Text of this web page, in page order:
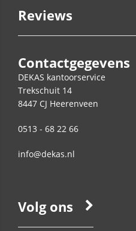
Reviews
Contactgegevens
DEKAS kantoorservice
Trekschuit 14
8447 CJ Heerenveen
0513 - 68 22 66
info@dekas.nl
Volg ons